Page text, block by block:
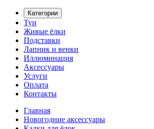
Категории
Туи
Живые ёлки
Подставки
Лапник и венки
Иллюминация
Аксессуары
Услуги
Оплата
Контакты
Главная
Новогодние аксессуары